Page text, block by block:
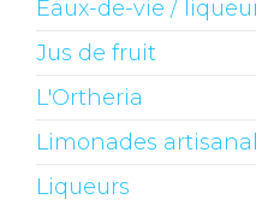
Eaux-de-vie /
Jus de fruit
L'Ortheria
Limonades
Liqueurs